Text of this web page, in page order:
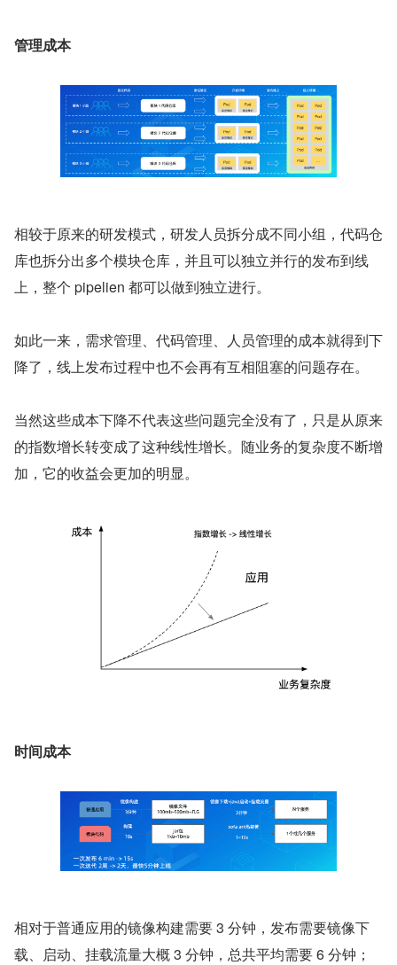
管理成本
相较于原来的研发模式，研发人员拆分成不同小组，代码仓
库也拆分出多个模块仓库，并且可以独立并行的发布到线
上，整个 pipelien 都可以做到独立进行。
如此一来，需求管理、代码管理、人员管理的成本就得到下
降了，线上发布过程中也不会再有互相阻塞的问题存在。
当然这些成本下降不代表这些问题完全没有了，只是从原来
的指数增长转变成了这种线性增长。随业务的复杂度不断增
加，它的收益会更加的明显。
时间成本
相对于普通应用的镜像构建需要 3 分钟，发布需要镜像下
载、启动、挂载流量大概 3 分钟，总共平均需要 6 分钟；